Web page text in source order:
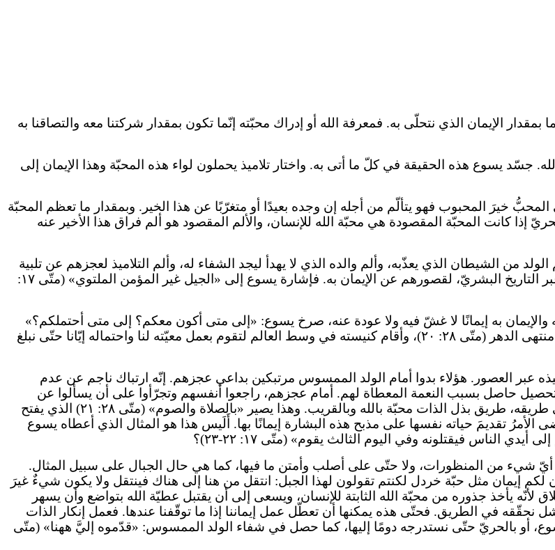
بمقدار الإيمان الذي نتحلّى به. فمعرفة الله أو إدراك محبّته إنّما تكون بمقدار شركتنا معه والتصاقنا به
جسّد يسوع هذه الحقيقة في كلّ ما أتى به. واختار تلاميذ يحملون لواء هذه المحبّة وهذا الإيمان إلى
المحبُّ خيرَ المحبوب فهو يتألّم من أجله إن وجده بعيدًا أو متغرّبًا عن هذا الخير. وبمقدار ما تعظم المحبّة
كانت المحبّة المقصودة هي محبّة الله للإنسان، والألم المقصود هو ألم فراق هذا الأخير عنه
من الشيطان الذي يعذّبه، وألم والده الذي لا يهدأ ليجد الشفاء له، وألم التلاميذ لعجزهم عن تلبية
طلب الوالد. هذا كلّه تتوّج بألم يسوع على هؤلاء، وعلى كلّ مَن يمثّلون عبر التاريخ البشريّ، لقصورهم عن الإيمان به. فإشارة يسوع إلى «الجيل غير المؤمن الملتوي» (متّى ١٧:
والإيمان به إيمانًا لا غشّ فيه ولا عودة عنه، صرخ يسوع: «إلى متى أكون معكم؟ إلى متى أحتملكم؟»
(متّى ١٧: ١٧). هو نفسه أجاب عن تساؤله هذا إذ وعد بأن يبقى معنا إلى منتهى الدهر (متّى ٢٨: ٢٠)، وأقام كنيسته في وسط العالم لتقوم بعمل معيّته لنا واحتماله إيّانا حتّى نبلغ
عبر العصور. هؤلاء بدوا أمام الولد الممسوس مرتبكين بداعي عجزهم. إنّه ارتباك ناجم عن عدم
حاصل بسبب النعمة المعطاة لهم. أمام عجزهم، راجعوا أنفسهم وتجرّأوا على أن يسألوا عن
السبب وبالأكثر عن الدواء الذي يشفي عجزهم. ساعتها قادهم يسوع في طريقه، طريق بذل الذات محبّة بالله وبالقريب. وهذا يصير «بالصلاة والصوم» (متّى ٢٨: ٢١) الذي يفتح
الأمرُ تقديمَ حياته نفسها على مذبح هذه البشارة إيمانًا بها. أَلَيس هذا هو المثال الذي أعطاه يسوع
فيقتلونه وفي اليوم الثالث يقوم» (متّى ١٧: ٢٢-٢٣)؟
أيّ شيء من المنظورات، ولا حتّى على أصلب وأمتن ما فيها، كما هي حال الجبال على سبيل المثال.
إيمان مثل حبّة خردل لكنتم تقولون لهذا الجبل: انتقل من هنا إلى هناك فينتقل ولا يكون شيءٌ غيرَ
على الإطلاق لأنّه يأخذ جذوره من محبّة الله الثابتة للإنسان، ويسعى إلى أن يقتبل عطيّة الله بتواضع وأن يسهر
نحقّقه في الطريق. فحتّى هذه يمكنها أن تعطّل عمل إيماننا إذا ما توقّفنا عندها. فعمل إنكار الذات
أو بالحريّ حتّى نستدرجه دومًا إليها، كما حصل في شفاء الولد الممسوس: «قدّموه إليَّ ههنا» (متّى